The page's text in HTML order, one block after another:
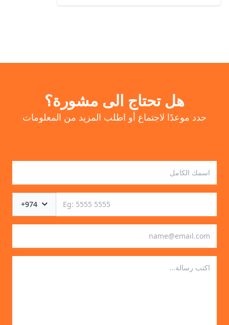
هل تحتاج الى مشورة؟
حدد موعدًا لاجتماع أو اطلب المزيد من المعلومات
+974